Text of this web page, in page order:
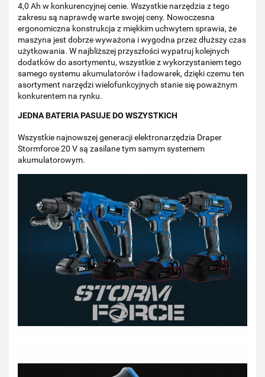
4,0 Ah w konkurencyjnej cenie. Wszystkie narzędzia z tego
zakresu są naprawdę warte swojej ceny. Nowoczesna
ergonomiczna konstrukcja z miękkim uchwytem sprawia, że ​​
maszyna jest dobrze wyważona i wygodna przez dłuższy czas
użytkowania. W najbliższej przyszłości wypatruj kolejnych
dodatków do asortymentu, wszystkie z wykorzystaniem tego
samego systemu akumulatorów i ładowarek, dzięki czemu ten
asortyment narzędzi wielofunkcyjnych stanie się poważnym
konkurentem na rynku.
JEDNA BATERIA PASUJE DO WSZYSTKICH
Wszystkie najnowszej generacji elektronarzędzia Draper
Stormforce 20 V są zasilane tym samym systemem
akumulatorowym.